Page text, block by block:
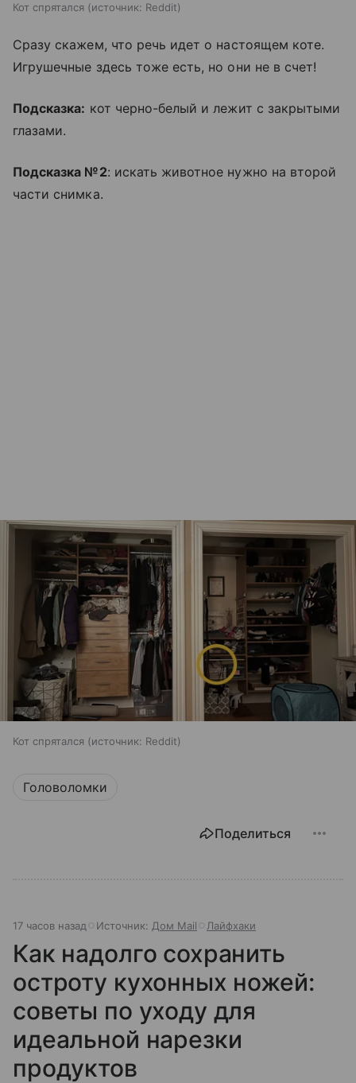
Кот спрятался источник: Reddit
Сразу скажем, что речь идет о настоящем коте.
Игрушечные здесь тоже есть, но они не в счет!
Подсказка: кот черно-белый и лежит с закрытыми
глазами.
Подсказка №2: искать животное нужно на второй
части снимка.
Кот спрятался источник: Reddit
Головоломки
Поделиться
17 часов назад Источник: Дом Mail Лайфхаки
Как надолго сохранить
остроту кухонных ножей:
советы по уходу для
идеальной нарезки
продуктов